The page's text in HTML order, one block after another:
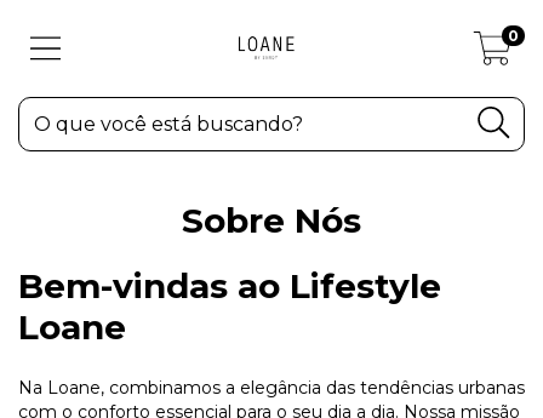
0
Sobre Nós
Bem-vindas ao Lifestyle
Loane
Na Loane, combinamos a elegância das tendências urbanas
com o conforto essencial para o seu dia a dia. Nossa missão